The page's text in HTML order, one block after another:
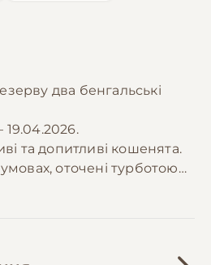
два бенгальські
та допитливі кошенята.
оточені турботою